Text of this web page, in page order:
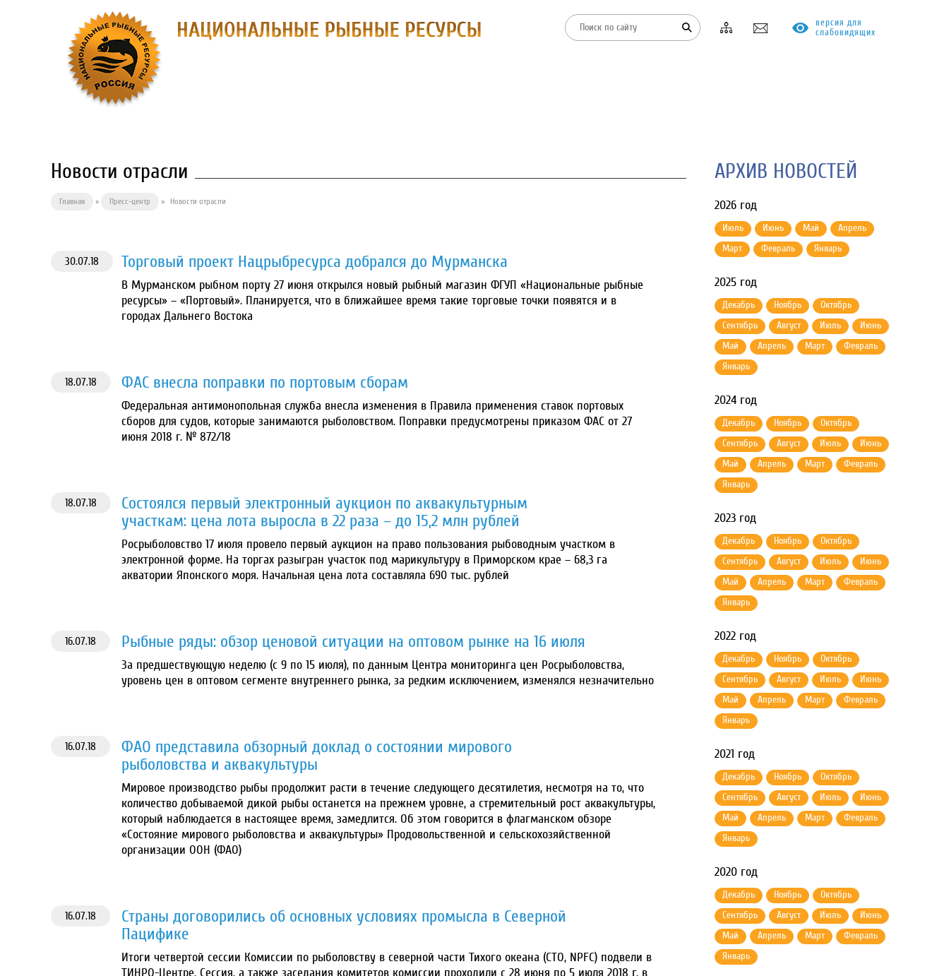
версия для
слабовидящих
Новости отрасли
Главная » Пресс-центр » Новости отрасли
30.07.18 Торговый проект Нацрыбресурса добрался до Мурманска
В Мурманском рыбном порту 27 июня открылся новый рыбный магазин ФГУП «Национальные рыбные
ресурсы» – «Портовый». Планируется, что в ближайшее время такие торговые точки появятся и в
городах Дальнего Востока
18.07.18 ФАС внесла поправки по портовым сборам
Федеральная антимонопольная служба внесла изменения в Правила применения ставок портовых
сборов для судов, которые занимаются рыболовством. Поправки предусмотрены приказом ФАС от 27
июня 2018 г. № 872/18
18.07.18
Состоялся первый электронный аукцион по аквакультурным
участкам: цена лота выросла в 22 раза – до 15,2 млн рублей
Росрыболовство 17 июля провело первый аукцион на право пользования рыбоводным участком в
электронной форме. На торгах разыгран участок под марикультуру в Приморском крае – 68,3 га
акватории Японского моря. Начальная цена лота составляла 690 тыс. рублей
16.07.18 Рыбные ряды: обзор ценовой ситуации на оптовом рынке на 16 июля
За предшествующую неделю (с 9 по 15 июля), по данным Центра мониторинга цен Росрыболовства,
уровень цен в оптовом сегменте внутреннего рынка, за редким исключением, изменялся незначительно
16.07.18
ФАО представила обзорный доклад о состоянии мирового
рыболовства и аквакультуры
Мировое производство рыбы продолжит расти в течение следующего десятилетия, несмотря на то, что
количество добываемой дикой рыбы останется на прежнем уровне, а стремительный рост аквакультуры,
который наблюдается в настоящее время, замедлится. Об этом говорится в флагманском обзоре
«Состояние мирового рыболовства и аквакультуры» Продовольственной и сельскохозяйственной
организации ООН (ФАО)
16.07.18
Страны договорились об основных условиях промысла в Северной
Пацифике
Итоги четвертой сессии Комиссии по рыболовству в северной части Тихого океана (СТО, NPFC) подвели в
ТИНРО-Центре. Сессия, а также заседания комитетов комиссии проходили с 28 июня по 5 июля 2018 г. в
АРХИВ НОВОСТЕЙ
2026 год
Июль Июнь Май
Апрель
Март
Февраль Январь
2025 год
Декабрь Ноябрь
Октябрь
Сентябрь
Август Июль
Июнь
Май
Апрель Март
Февраль
Январь
2024 год
Декабрь Ноябрь
Октябрь
Сентябрь
Август Июль
Июнь
Май
Апрель Март
Февраль
Январь
2023 год
Декабрь Ноябрь
Октябрь
Сентябрь
Август Июль
Июнь
Май
Апрель Март
Февраль
Январь
2022 год
Декабрь Ноябрь
Октябрь
Сентябрь
Август Июль
Июнь
Май
Апрель Март
Февраль
Январь
2021 год
Декабрь Ноябрь
Октябрь
Сентябрь
Август Июль
Июнь
Май
Апрель Март
Февраль
Январь
2020 год
Декабрь Ноябрь
Октябрь
Сентябрь
Август Июль
Июнь
Май
Апрель Март
Февраль
Январь